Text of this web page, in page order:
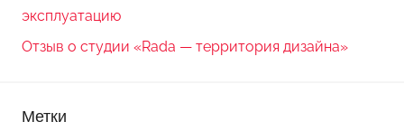
эксплуатацию
Отзыв о студии «Rada — территория дизайна»
Метки